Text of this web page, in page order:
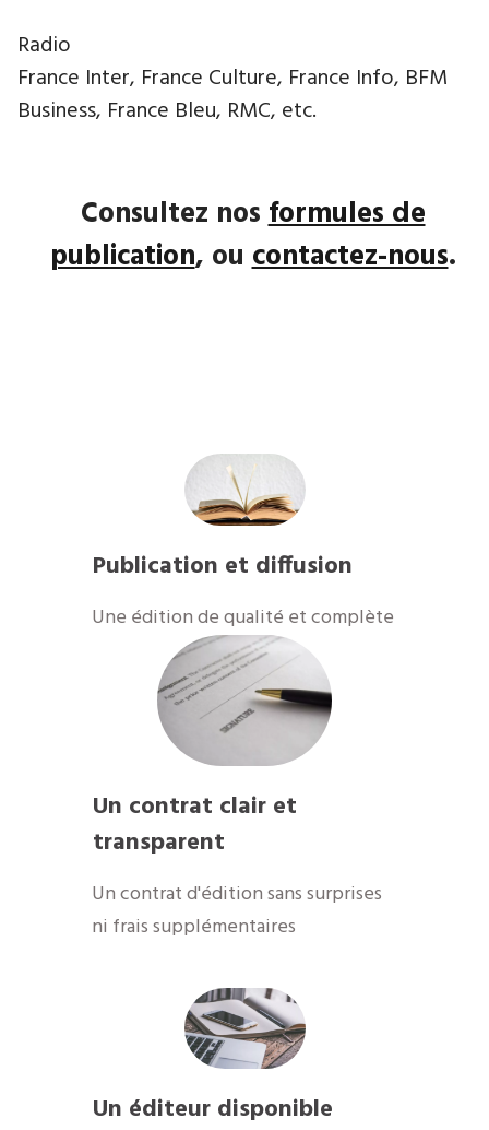
Radio
France Inter, France Culture, France Info, BFM
Business, France Bleu, RMC, etc.
Consultez nosformules de
publication, oucontactez-nous.
Publication et diffusion
​Une édition de qualité et complète
Un contrat clair et
transparent
Un contrat d'édition sans surprises
ni frais supplémentaires
Un éditeur disponible